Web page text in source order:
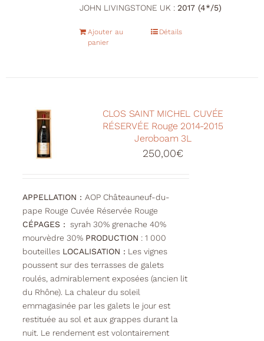
JOHN LIVINGSTONE UK : 2017 (4*/5)
Ajouter au
panier
Détails
CLOS SAINT MICHEL CUVÉE
RÉSERVÉE Rouge 2014-2015
Jeroboam 3L
250,00€
APPELLATION : AOP Châteauneuf-du-
pape Rouge Cuvée Réservée Rouge
CÉPAGES : syrah 30% grenache 40%
mourvèdre 30% PRODUCTION : 1 000
bouteilles LOCALISATION : Les vignes
poussent sur des terrasses de galets
roulés, admirablement exposées (ancien lit
du Rhône). La chaleur du soleil
emmagasinée par les galets le jour est
restituée au sol et aux grappes durant la
nuit. Le rendement est volontairement